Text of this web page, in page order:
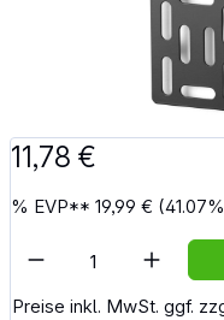
11,78 €
% EVP**19,99 €
Preise inkl. MwSt. ggf.
Artikel Anzahl: